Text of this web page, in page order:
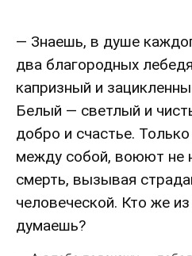
— Знаешь, в душе
два благородных
капризный и
Белый — светлый и
добро и счастье.
между собой, воюют не
смерть, вызывая
человеческой. Кто же
думаешь?